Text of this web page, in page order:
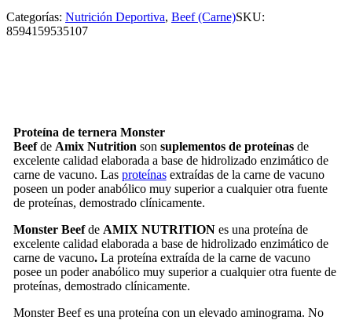
Amix
cantidad
Categorías: Nutrición Deportiva, Beef (Carne)SKU:
8594159535107
Proteína de ternera Monster
BeefdeAmix Nutrition son suplementos de proteínasde
excelente calidad elaborada a base de hidrolizado enzimático de
carne de vacuno. Las proteínasextraídas de la carne de vacuno
poseen un poder anabólico muy superior a cualquier otra fuente
de proteínas, demostrado clínicamente.
Monster BeefdeAMIX NUTRITION es una proteína de
excelente calidad elaborada a base de hidrolizado enzimático de
carne de vacuno.La proteína extraída de la carne de vacuno
posee un poder anabólico muy superior a cualquier otra fuente de
proteínas, demostrado clínicamente.
Monster Beef es una proteína con un elevado aminograma. No